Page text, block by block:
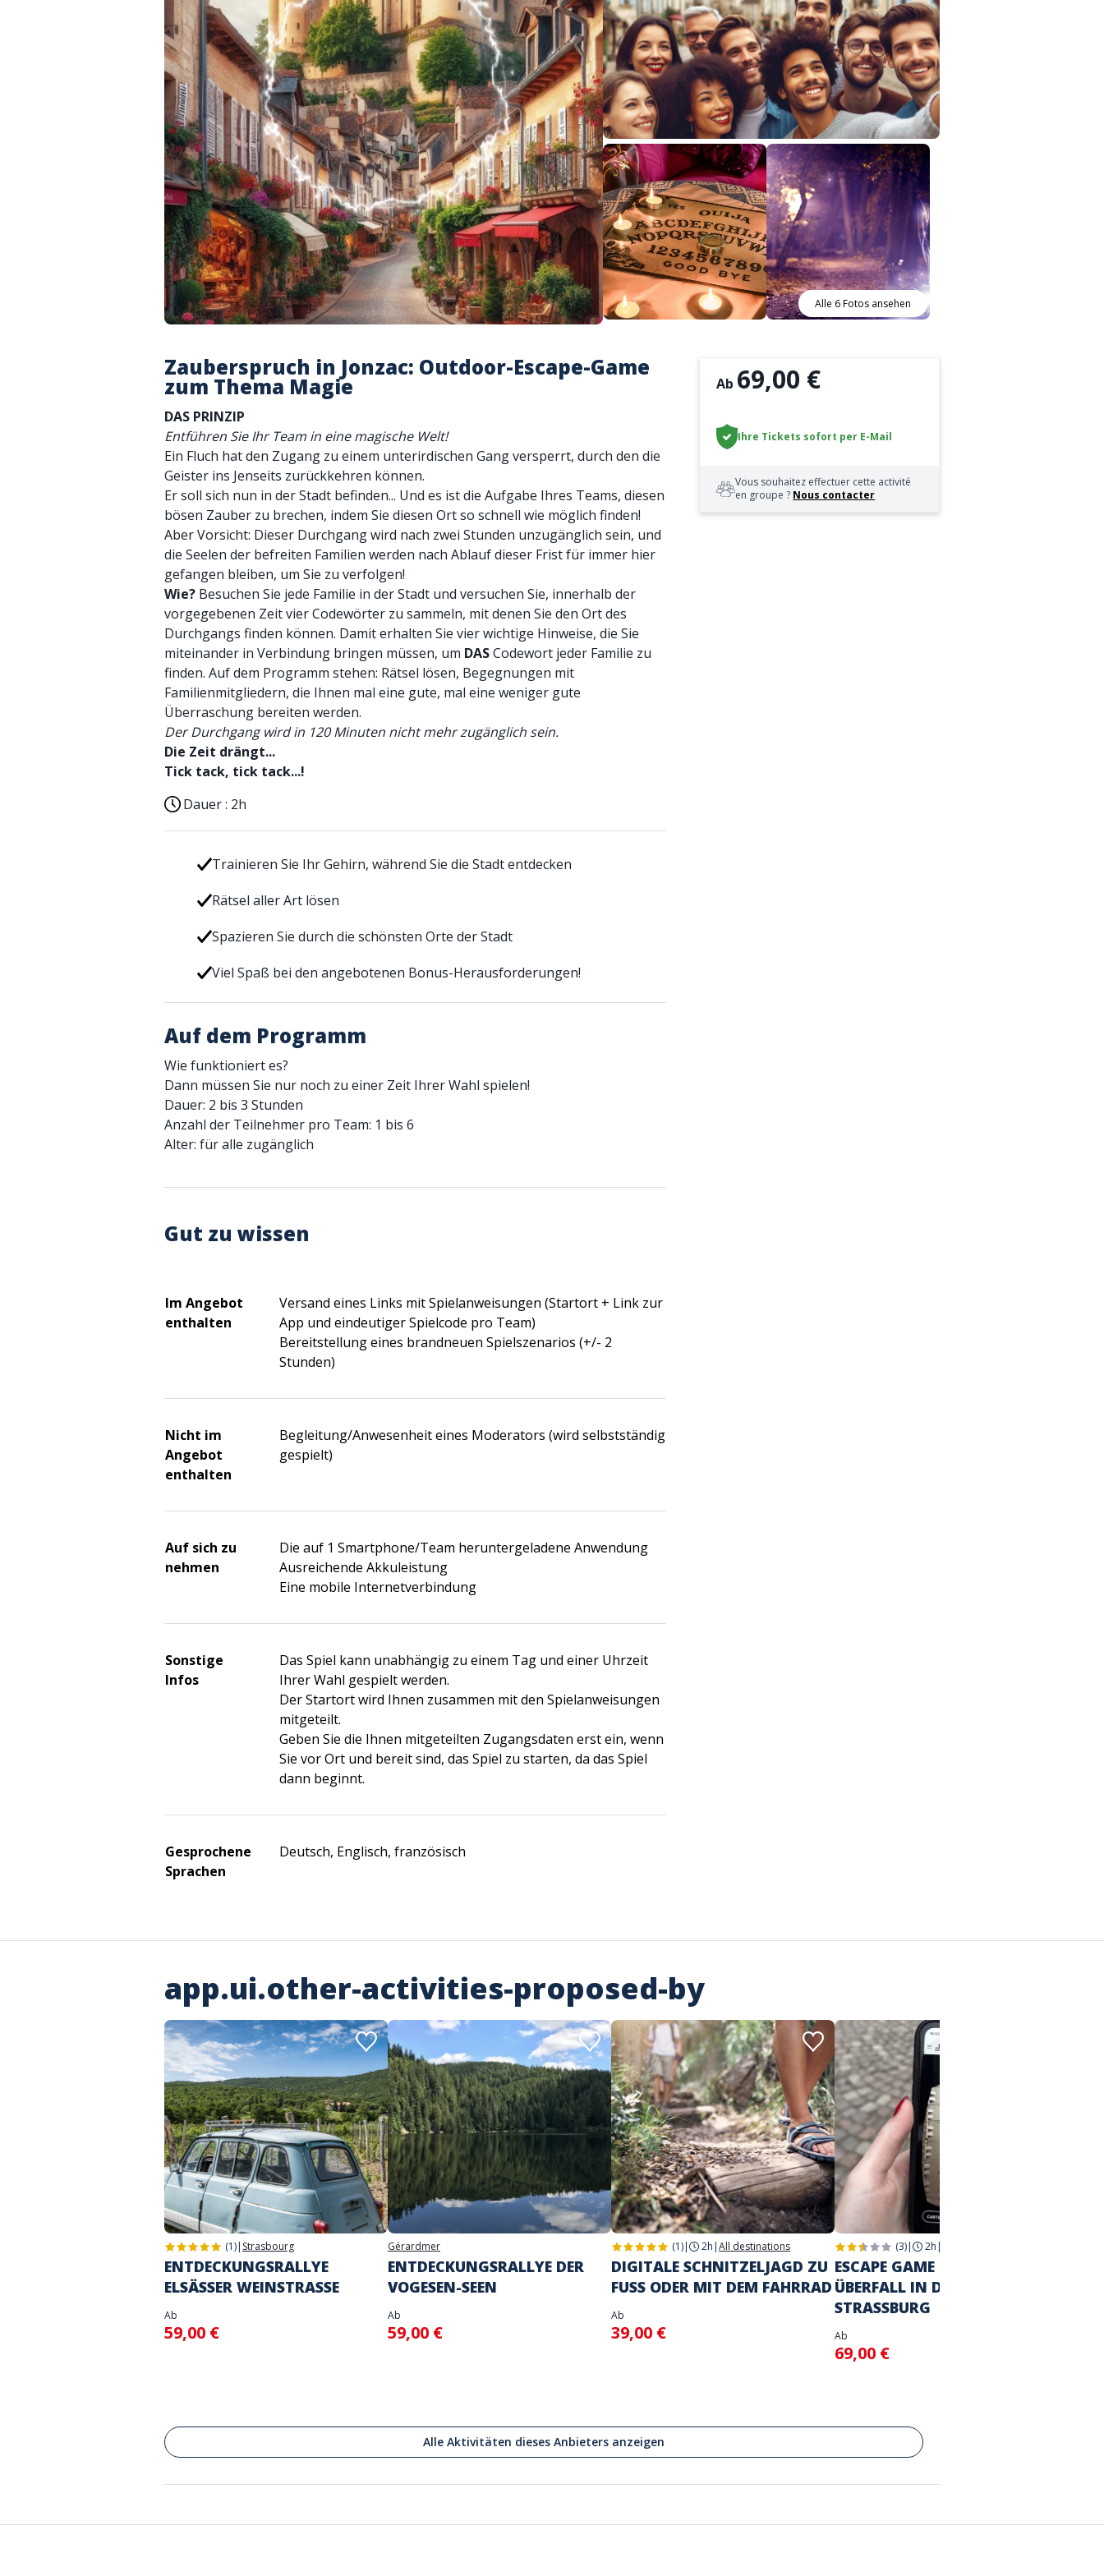
Alle 6 Fotos ansehen
Zauberspruch in Jonzac: Outdoor-Escape-Game
zum Thema Magie
DAS PRINZIP
Entführen Sie Ihr Team in eine magische Welt!
Ein Fluch hat den Zugang zu einem unterirdischen Gang versperrt, durch den die
Geister ins Jenseits zurückkehren können.
Er soll sich nun in der Stadt befinden... Und es ist die Aufgabe Ihres Teams, diesen
bösen Zauber zu brechen, indem Sie diesen Ort so schnell wie möglich finden!
Aber Vorsicht: Dieser Durchgang wird nach zwei Stunden unzugänglich sein, und
die Seelen der befreiten Familien werden nach Ablauf dieser Frist für immer hier
gefangen bleiben, um Sie zu verfolgen!
Wie? Besuchen Sie jede Familie in der Stadt und versuchen Sie, innerhalb der
vorgegebenen Zeit vier Codewörter zu sammeln, mit denen Sie den Ort des
Durchgangs finden können. Damit erhalten Sie vier wichtige Hinweise, die Sie
miteinander in Verbindung bringen müssen, um DASCodewort jeder Familie zu
finden. Auf dem Programm stehen: Rätsel lösen, Begegnungen mit
Familienmitgliedern, die Ihnen mal eine gute, mal eine weniger gute
Überraschung bereiten werden.
Der Durchgang wird in 120 Minuten nicht mehr zugänglich sein.
Die Zeit drängt...
Tick tack, tick tack...!
Dauer : 2h
Trainieren Sie Ihr Gehirn, während Sie die Stadt entdecken
Rätsel aller Art lösen
Spazieren Sie durch die schönsten Orte der Stadt
Viel Spaß bei den angebotenen Bonus-Herausforderungen!
Auf dem Programm
Wie funktioniert es?
Dann müssen Sie nur noch zu einer Zeit Ihrer Wahl spielen!
Dauer: 2 bis 3 Stunden
Anzahl der Teilnehmer pro Team: 1 bis 6
Alter: für alle zugänglich
Gut zu wissen
Im Angebot
enthalten
Versand eines Links mit Spielanweisungen (Startort + Link zur
App und eindeutiger Spielcode pro Team)
Bereitstellung eines brandneuen Spielszenarios (+/- 2
Stunden)
Nicht im
Angebot
enthalten
Begleitung/Anwesenheit eines Moderators (wird selbstständig
gespielt)
Auf sich zu
nehmen
Die auf 1 Smartphone/Team heruntergeladene Anwendung
Ausreichende Akkuleistung
Eine mobile Internetverbindung
Sonstige
Infos
Das Spiel kann unabhängig zu einem Tag und einer Uhrzeit
Ihrer Wahl gespielt werden.
Der Startort wird Ihnen zusammen mit den Spielanweisungen
mitgeteilt.
Geben Sie die Ihnen mitgeteilten Zugangsdaten erst ein, wenn
Sie vor Ort und bereit sind, das Spiel zu starten, da das Spiel
dann beginnt.
Gesprochene
Sprachen
Deutsch, Englisch, französisch
Ab 69,00 €
Ihre Tickets sofort per E-Mail
Vous souhaitez effectuer cette activité
en groupe ? Nous contacter
app.ui.other-activities-proposed-by
(1)| Strasbourg
ENTDECKUNGSRALLYE
ELSÄSSER WEINSTRASSE
Ab
59,00 €
Gérardmer
ENTDECKUNGSRALLYE DER
VOGESEN-SEEN
Ab
59,00 €
(1)| 2h |All destinations
DIGITALE SCHNITZELJAGD ZU
FUSS ODER MIT DEM FAHRRAD
Ab
39,00 €
(3)| 2h |
ESCAPE GAME IN DER STADT
ÜBERFALL IN DER CASA
STRASSBURG
Ab
69,00 €
Alle Aktivitäten dieses Anbieters anzeigen